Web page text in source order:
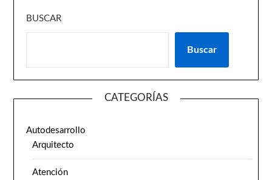
BUSCAR
Buscar
CATEGORÍAS
Autodesarrollo
Arquitecto
Atención